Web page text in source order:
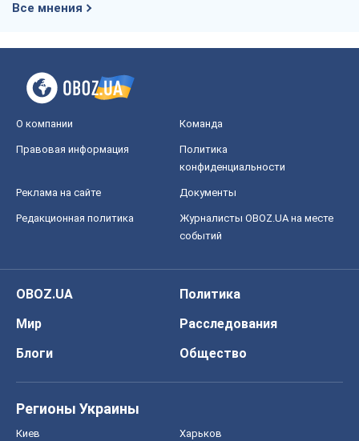
Все мнения
О компании Команда
Правовая информация
Политика
конфиденциальности
Реклама на сайте Документы
Редакционная политика
Журналисты OBOZ.UA на месте
событий
OBOZ.UA
Политика
Мир
Расследования
Блоги
Общество
Регионы Украины
Киев Харьков